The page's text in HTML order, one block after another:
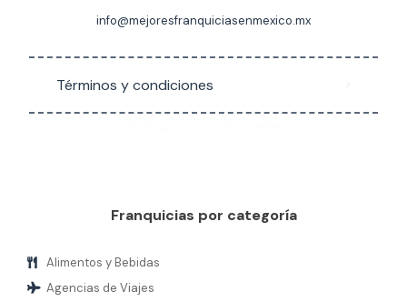
info@mejoresfranquiciasenmexico.mx
Términos y condiciones
Franquicias por categoría
Alimentos y Bebidas
Agencias de Viajes